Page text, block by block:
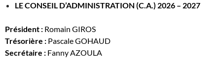
LE CONSEIL D’ADMINISTRATION (C.A.) 2026 – 2027
Président : Romain GIROS
Trésorière : Pascale GOHAUD
Secrétaire : Fanny AZOULA